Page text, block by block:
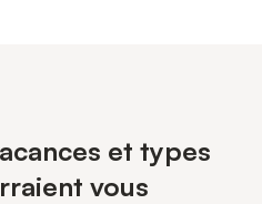
et types
vous